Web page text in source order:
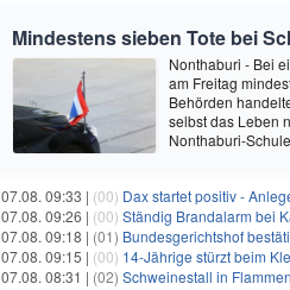
Mindestens sieben Tote bei
Nonthaburi - Bei
am Freitag
Behörden
selbst das Leben
Nonthaburi-
07.08. 09:33 | (00) Dax startet positiv -
07.08. 09:26 | (00) Ständig Brandalarm bei
07.08. 09:18 | (01) Bundesgerichtshof
07.08. 09:15 | (00) 14-Jährige stürzt beim
07.08. 08:31 | (02) Schweinestall in